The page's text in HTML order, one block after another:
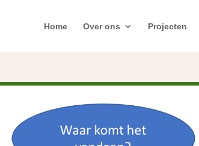
Home Over ons Projecten